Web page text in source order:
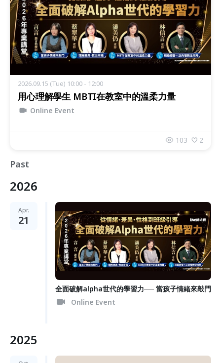
2026.09.15 (Tue) 10:00 - 12:00
用心理解學生 MBTI在教室中的溫柔力量
Online Event
103 2
Past
2026
Apr.
21
全面破解alpha世代的學習力── 當孩子情緒來敲門
Online Event
2025